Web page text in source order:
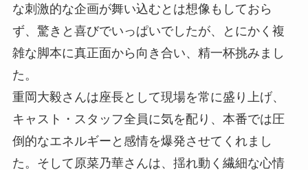
な刺激的な企画が舞い込むとは想像もしておら
ず、驚きと喜びでいっぱいでしたが、とにかく複
雑な脚本に真正面から向き合い、精一杯挑みまし
た。
重岡大毅さんは座長として現場を常に盛り上げ、
キャスト・スタッフ全員に気を配り、本番では圧
倒的なエネルギーと感情を爆発させてくれまし
た。そして原菜乃華さんは、揺れ動く繊細な心情